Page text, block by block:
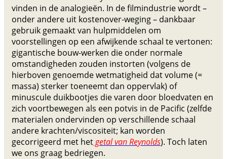
vinden in de analogieën. In de filmindustrie wordt –
onder andere uit kostenover-weging – dankbaar
gebruik gemaakt van hulpmiddelen om
voorstellingen op een afwijkende schaal te vertonen:
gigantische bouw-werken die onder normale
omstandigheden zouden instorten (volgens de
hierboven genoemde wetmatigheid dat volume (=
massa) sterker toeneemt dan oppervlak) of
minuscule duikbootjes die varen door bloedvaten en
zich voortbewegen als een potvis in de Pacific (zelfde
materialen ondervinden op verschillende schaal
andere krachten/viscositeit; kan worden
gecorrigeerd met hetgetal van Reynolds). Toch laten
we ons graag bedriegen.